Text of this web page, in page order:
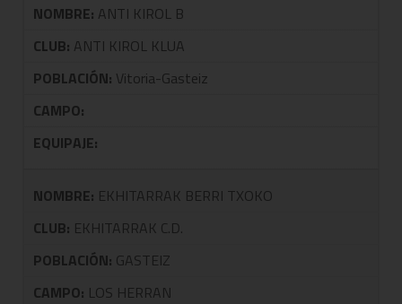
NOMBRE: ANTI KIROL B
CLUB: ANTI KIROL KLUA
POBLACIÓN: Vitoria-Gasteiz
CAMPO:
EQUIPAJE:
NOMBRE: EKHITARRAK BERRI TXOKO
CLUB: EKHITARRAK C.D.
POBLACIÓN: GASTEIZ
CAMPO: LOS HERRAN